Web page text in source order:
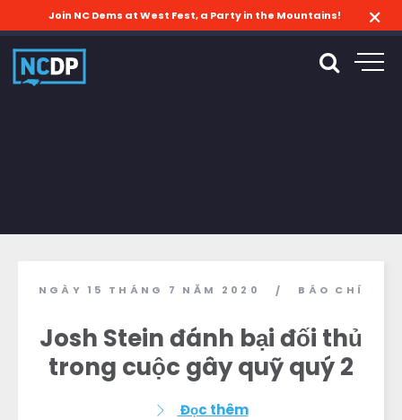
Join NC Dems at West Fest, a Party in the Mountains!
NGÀY 15 THÁNG 7 NĂM 2020 / BÁO CHÍ
Josh Stein đánh bại đối thủ
trong cuộc gây quỹ quý 2
Đọc thêm